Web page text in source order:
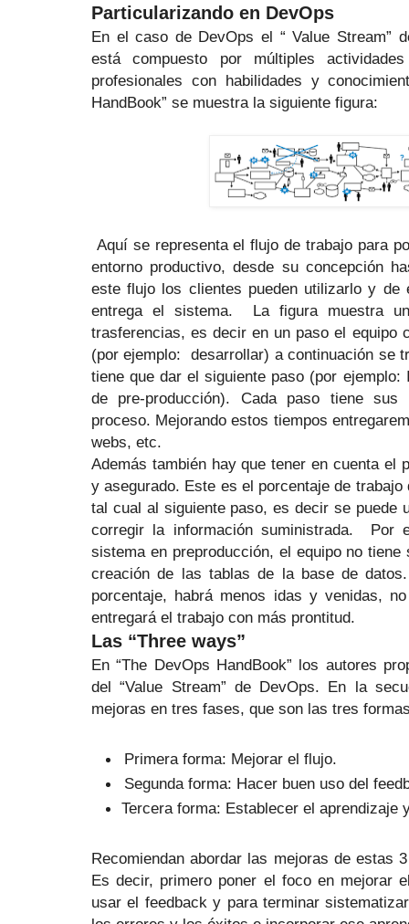
Particularizando en DevOps
En el caso de DevOps el “ Value Stream”
está compuesto por múltiples
profesionales con habilidades y
HandBook” se muestra la siguiente figura:
Aquí se representa el flujo de trabajo para
entorno productivo, desde su concepción
este flujo los clientes pueden utilizarlo y de
entrega el sistema.
La figura muestra
trasferencias, es decir en un paso el equipo
(por ejemplo:
desarrollar) a continuación se
tiene que dar el siguiente paso (por
de pre-producción). Cada paso tiene
proceso. Mejorando estos tiempos
webs, etc.
Además también hay que tener en cuenta el
y asegurado. Este es el porcentaje de
tal cual al siguiente paso, es decir se puede
corregir la información suministrada.
Por
sistema en preproducción, el equipo no
creación de las tablas de la base de
porcentaje, habrá menos idas y venidas,
entregará el trabajo con más prontitud.
Las “Three ways”
En“The DevOps HandBook” los autores
del “Value Stream” de DevOps. En la
mejoras en tres fases, que son las tres
Primera forma: Mejorar el flujo.
Segunda forma: Hacer buen uso del
Tercera forma: Establecer el aprendizaje
Recomiendan abordar las mejoras de estas
Es decir, primero poner el foco en mejorar
usar el feedback y para terminar